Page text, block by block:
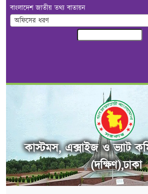
বাংলাদেশ জাতীয় তথ্য বাতায়ন
অফিসের ধরণ
কাস্টমস, এক্সাইজ ও ভ্যাট
(দক্ষিণ),ঢাকা